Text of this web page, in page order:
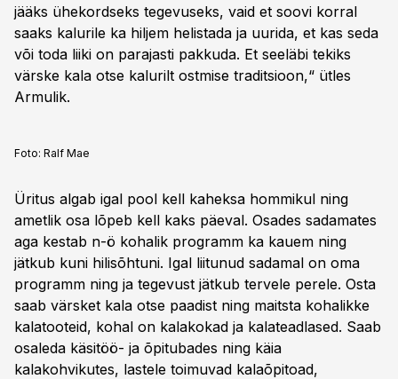
jääks ühekordseks tegevuseks, vaid et soovi korral
saaks kalurile ka hiljem helistada ja uurida, et kas seda
või toda liiki on parajasti pakkuda. Et seeläbi tekiks
värske kala otse kalurilt ostmise traditsioon,“ ütles
Armulik.
Foto: Ralf Mae
Üritus algab igal pool kell kaheksa hommikul ning
ametlik osa lõpeb kell kaks päeval. Osades sadamates
aga kestab n-ö kohalik programm ka kauem ning
jätkub kuni hilisõhtuni. Igal liitunud sadamal on oma
programm ning ja tegevust jätkub tervele perele. Osta
saab värsket kala otse paadist ning maitsta kohalikke
kalatooteid, kohal on kalakokad ja kalateadlased. Saab
osaleda käsitöö- ja õpitubades ning käia
kalakohvikutes, lastele toimuvad kalaõpitoad,